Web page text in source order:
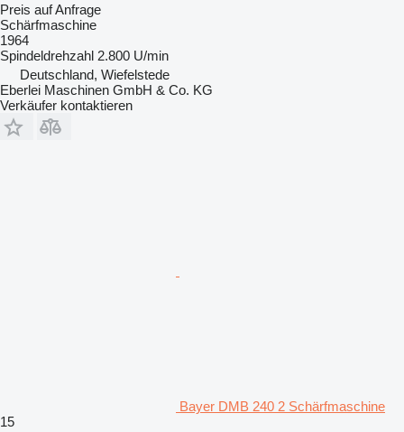
Preis auf Anfrage
Schärfmaschine
1964
Spindeldrehzahl 2.800 U/min
Deutschland, Wiefelstede
Eberlei Maschinen GmbH & Co. KG
Verkäufer kontaktieren
Bayer DMB 240 2 Schärfmaschine
15